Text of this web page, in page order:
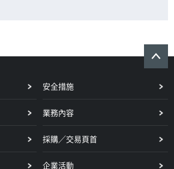
安全措施
業務內容
採購／交易頁首
企業活動